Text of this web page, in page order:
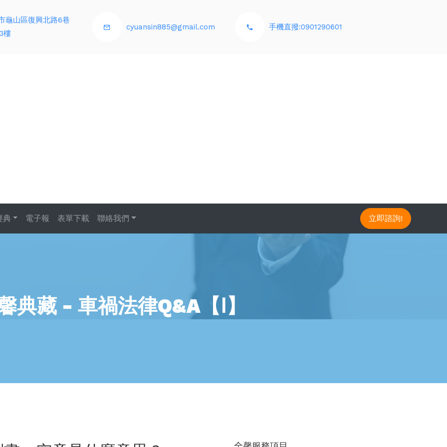
龜山區復興北路6巷
樓
cyuansin885@gmail.com 手機直撥:0901290601
立即諮詢!
典 電子報 表單下載 聯絡我們
典藏 - 車禍法律Q&A【Ⅰ】